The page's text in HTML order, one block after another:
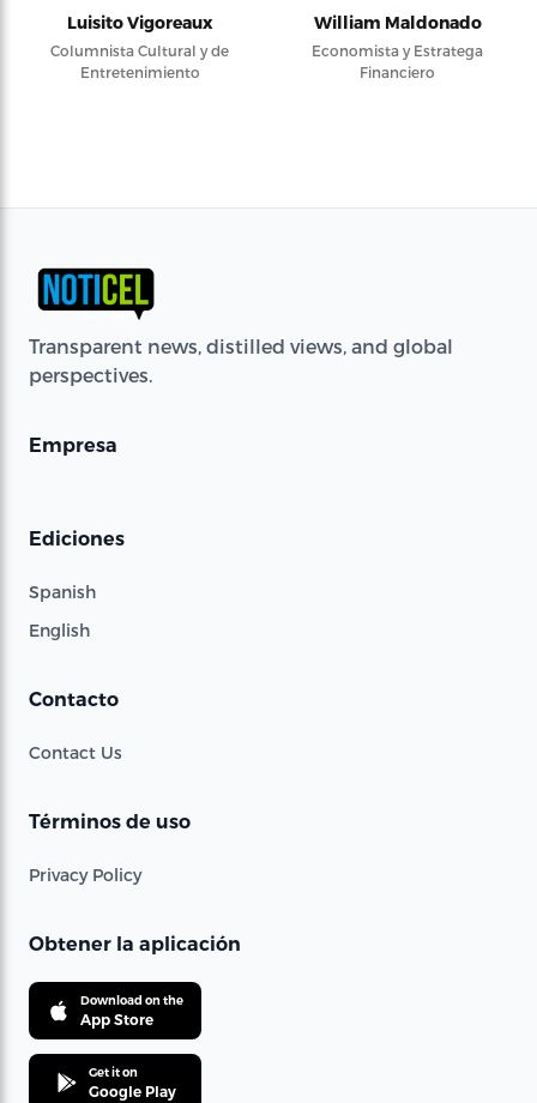
Luisito Vigoreaux
Columnista Cultural y de
Entretenimiento
William Maldonado
Economista y Estratega
Financiero
Transparent news, distilled views, and global
perspectives.
Empresa
Ediciones
Spanish
English
Contacto
Contact Us
Términos de uso
Privacy Policy
Obtener la aplicación
Download on the
App Store
Get it on
Google Play